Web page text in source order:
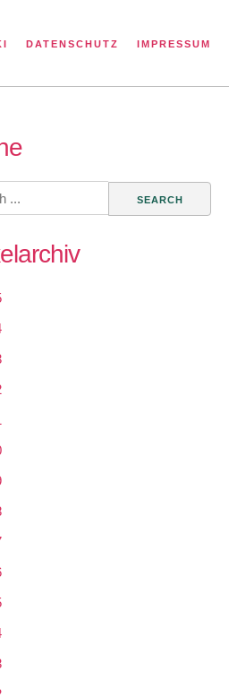
DATENSCHUTZ IMPRESSUM